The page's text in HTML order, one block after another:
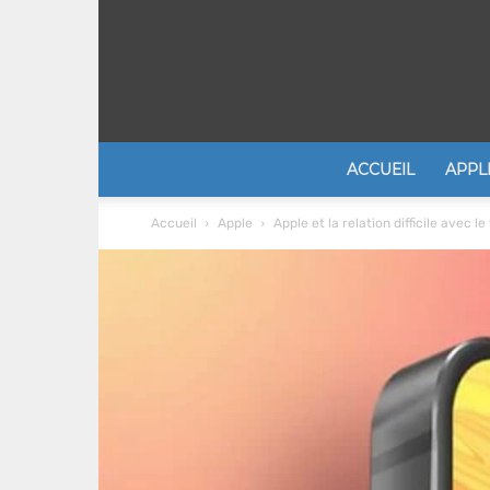
ACCUEIL
Accueil Apple Apple et la relation difficile avec le